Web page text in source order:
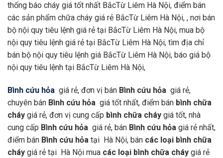
thống báo cháy giá tốt nhất BắcTừ Liêm Hà Nội, điểm bán
các sản phẩm chữa cháy giá rẻ BắcTừ Liêm Hà Nội, , nơi bán
bộ nội quy tiêu lệnh giá rẻ tại BắcTừ Liêm Hà Nội, mua bộ
nội quy tiêu lệnh giá rẻ tại BắcTừ Liêm Hà Nội, tìm địa chỉ
bán bộ nội quy tiêu lệnh giá BắcTừ Liêm Hà Nội, báo giá bộ
nội quy tiêu lệnh tại BắcTừ Liêm Hà Nội,
Bình cứu hỏa giá rẻ, đơn vị bán Bình cứu hỏa giá rẻ,
chuyên bán Bình cứu hỏa giá tốt nhất, điểm bán bình chữa
cháy giá rẻ, đơn vị cung cấp bình chữa cháy giá tốt, nhà
cung cấp Bình cứu hỏa giá rẻ, bán Bình cứu hỏa giá rẻ nhất,
điểm bán Bình cứu hỏa tại Hà Nội, bán các loại bình chữa
cháy giá rẻ tại Hà Nội mua các loại bình chữa cháy giá rẻ